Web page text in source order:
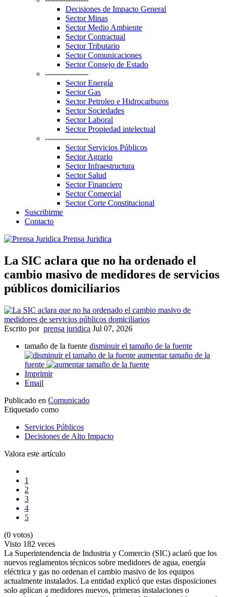
Decisiones de Impacto General
Sector Minas
Sector Medio Ambiente
Sector Contractual
Sector Tributario
Sector Comunicaciones
Sector Consejo de Estado
-----------------
Sector Energía
Sector Gas
Sector Petroleo e Hidrocarburos
Sector Sociedades
Sector Laboral
Sector Propiedad intelectual
-----------------
Sector Servicios Públicos
Sector Agrario
Sector Infraestructura
Sector Salud
Sector Financiero
Sector Comercial
Sector Corte Constitucional
Suscribirme
Contacto
Prensa Juridica
La SIC aclara que no ha ordenado el
cambio masivo de medidores de servicios
públicos domiciliarios
Escrito por prensa juridica Jul 07, 2026
tamaño de la fuente disminuir el tamaño de la fuente
aumentar tamaño de la
fuente
Imprimir
Email
Publicado en Comunicado
Etiquetado como
Servicios Públicos
Decisiones de Alto Impacto
Valora este artículo
1
2
3
4
5
(0 votos)
Visto 182 veces
La Superintendencia de Industria y Comercio (SIC) aclaró que los
nuevos reglamentos técnicos sobre medidores de agua, energía
eléctrica y gas no ordenan el cambio masivo de los equipos
actualmente instalados. La entidad explicó que estas disposiciones
solo aplican a medidores nuevos, primeras instalaciones o